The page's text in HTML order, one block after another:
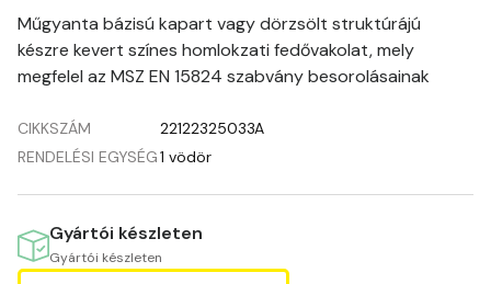
Műgyanta bázisú kapart vagy dörzsölt struktúrájú
készre kevert színes homlokzati fedővakolat, mely
megfelel az MSZ EN 15824 szabvány besorolásainak
CIKKSZÁM
22122325033A
RENDELÉSI EGYSÉG1 vödör
Gyártói készleten
Gyártói készleten